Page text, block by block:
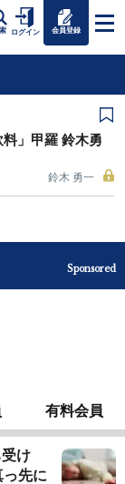
ログイン 会員登録
料」甲羅 鈴木勇
鈴木 勇一
Sponsored
有料会員
け
先に